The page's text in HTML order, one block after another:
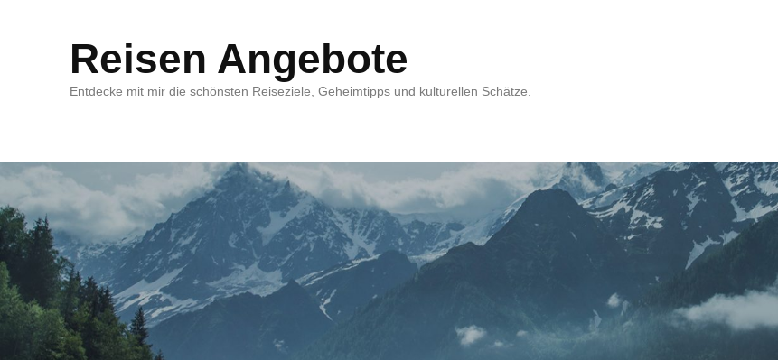
Reisen Angebote
Entdecke mit mir die schönsten Reiseziele, Geheimtipps und kulturellen Schätze.